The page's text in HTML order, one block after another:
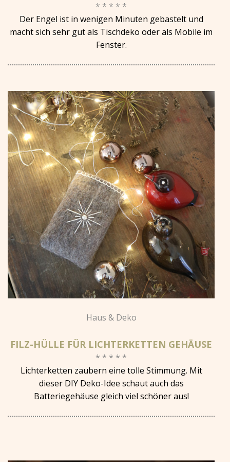
* * * * *
Der Engel ist in wenigen Minuten gebastelt und
macht sich sehr gut als Tischdeko oder als Mobile im
Fenster.
Haus & Deko
FILZ-HÜLLE FÜR LICHTERKETTEN GEHÄUSE
* * * * *
Lichterketten zaubern eine tolle Stimmung. Mit
dieser DIY Deko-Idee schaut auch das
Batteriegehäuse gleich viel schöner aus!